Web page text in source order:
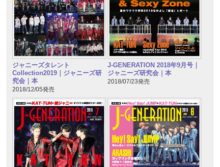
ジャニーズタレント
Collection2019｜ジャニーズ研
究会｜本
2018/12/05発売
J-GENERATION 2018年9月号｜
ジャニーズ研究会｜本
2018/07/23発売